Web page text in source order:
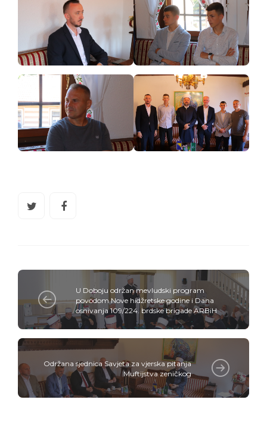
U Doboju održan mevludski program
povodom Nove hidžretske godine i Dana
osnivanja 109/224. brdske brigade ARBiH
Održana sjednica Savjeta za vjerska pitanja
Muftijstva zeničkog